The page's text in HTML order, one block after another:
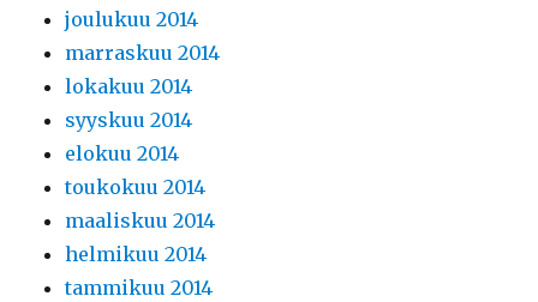
joulukuu 2014
marraskuu 2014
lokakuu 2014
syyskuu 2014
elokuu 2014
toukokuu 2014
maaliskuu 2014
helmikuu 2014
tammikuu 2014